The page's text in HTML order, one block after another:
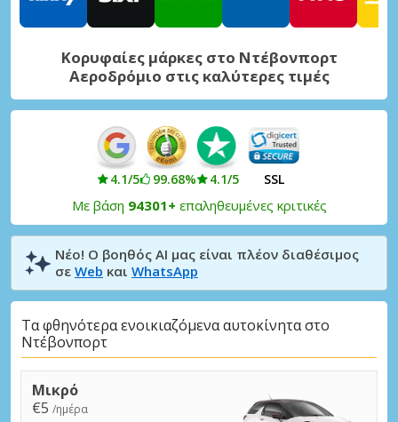
Κορυφαίες μάρκες στο Ντέβονπορτ
Αεροδρόμιο στις καλύτερες τιμές
4.1/5 99.68% 4.1/5 SSL
Με βάση 94301+ επαληθευμένες κριτικές
Νέο! Ο βοηθός AI μας είναι πλέον διαθέσιμος
σε Web και WhatsApp
Τα φθηνότερα ενοικιαζόμενα αυτοκίνητα στο
Ντέβονπορτ
Μικρό
€5 /ημέρα